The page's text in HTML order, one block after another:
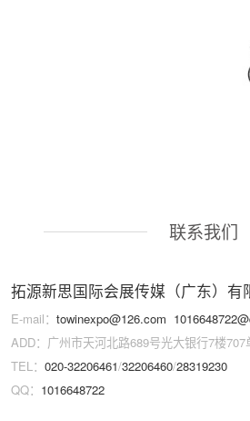
联系我们
拓源新思国际会展传媒（广东）有
E-mail： towinexpo@126.com
ADD：广州市天河北路689号光大银行7楼707
TEL： 020-32206461/32206460/28319230
QQ： 1016648722